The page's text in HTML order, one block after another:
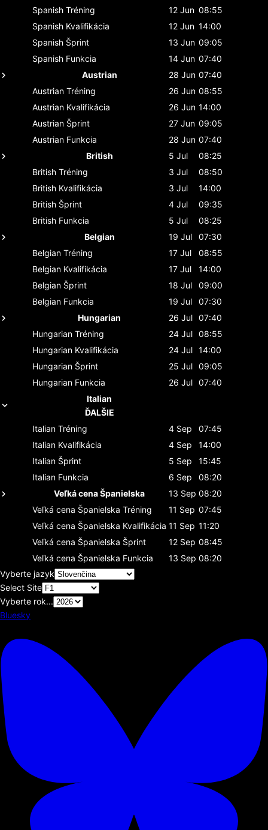
Spanish Tréning 12 Jun 08:55
Spanish Kvalifikácia 12 Jun 14:00
Spanish Šprint 13 Jun 09:05
Spanish Funkcia 14 Jun 07:40
Austrian
28 Jun 07:40
Austrian Tréning 26 Jun 08:55
Austrian Kvalifikácia 26 Jun 14:00
Austrian Šprint 27 Jun 09:05
Austrian Funkcia 28 Jun 07:40
British
5 Jul
08:25
British Tréning 3 Jul
08:50
British Kvalifikácia 3 Jul
14:00
British Šprint 4 Jul
09:35
British Funkcia 5 Jul
08:25
Belgian
19 Jul
07:30
Belgian Tréning 17 Jul
08:55
Belgian Kvalifikácia 17 Jul
14:00
Belgian Šprint 18 Jul
09:00
Belgian Funkcia 19 Jul
07:30
Hungarian
26 Jul 07:40
Hungarian Tréning 24 Jul 08:55
Hungarian Kvalifikácia 24 Jul 14:00
Hungarian Šprint 25 Jul 09:05
Hungarian Funkcia 26 Jul 07:40
Italian
ĎALŠIE
Italian Tréning 4 Sep
07:45
Italian Kvalifikácia 4 Sep
14:00
Italian Šprint 5 Sep
15:45
Italian Funkcia 6 Sep
08:20
Veľká cena Španielska
13 Sep 08:20
Veľká cena Španielska Tréning 11 Sep 07:45
Veľká cena Španielska Kvalifikácia 11 Sep 11:20
Veľká cena Španielska Šprint 12 Sep 08:45
Veľká cena Španielska Funkcia 13 Sep 08:20
Vyberte jazyk
Select Site
Vyberte rok...
Bluesky